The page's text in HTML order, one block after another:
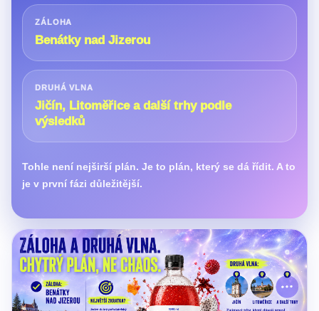
ZÁLOHA
Benátky nad Jizerou
DRUHÁ VLNA
Jičín, Litoměřice a další trhy podle
výsledků
Tohle není nejširší plán. Je to plán, který se dá řídit. A to
je v první fázi důležitější.